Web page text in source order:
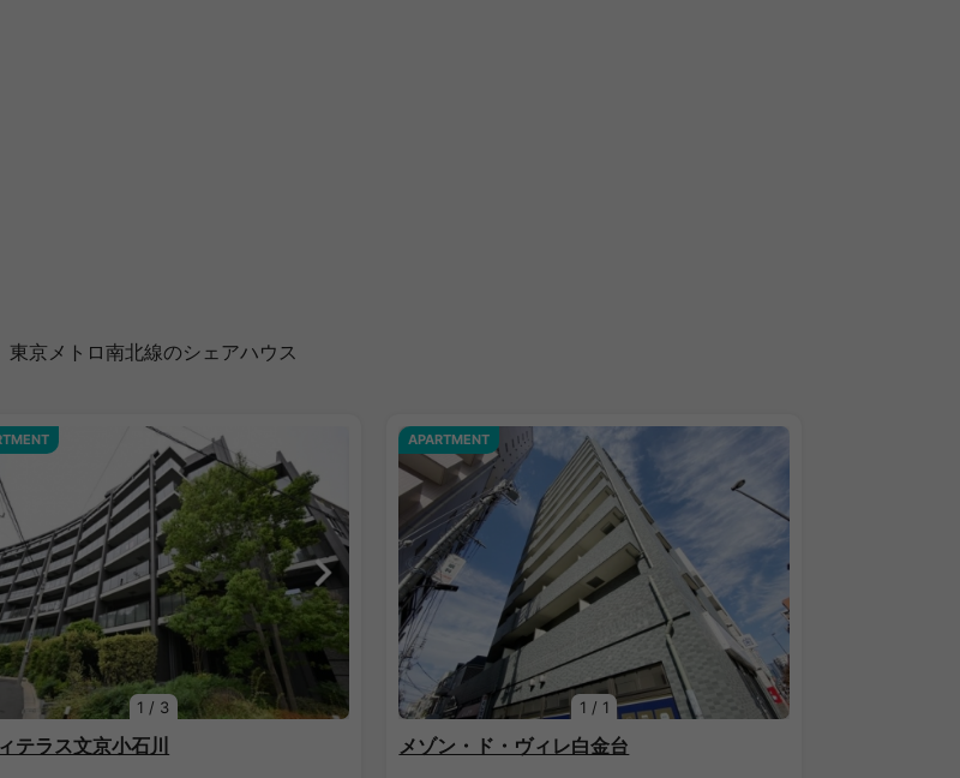
東京メトロ南北線のシェアハウス
1 / 3
テラス文京小石川
1 / 1
APARTMENT
メゾン・ド・ヴィレ白金台